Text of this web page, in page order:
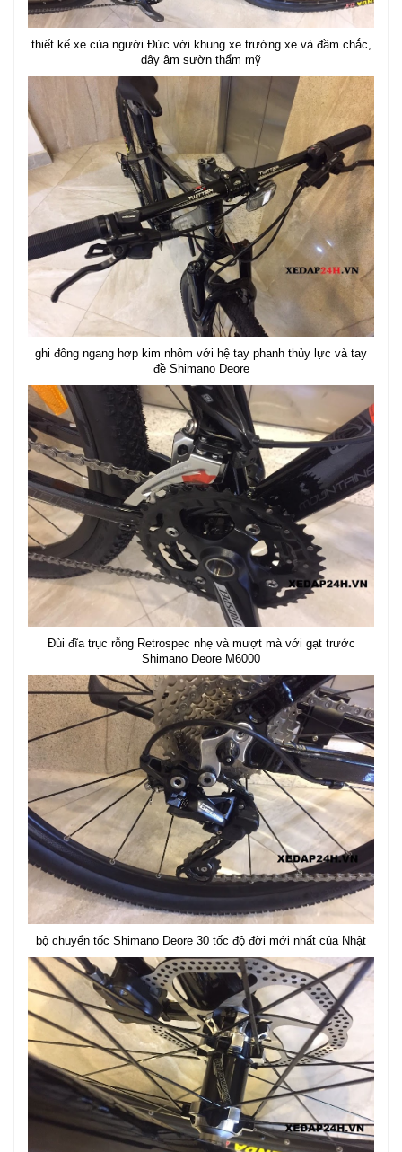
thiết kế xe của người Đức với khung xe trường xe và đầm chắc,
dây âm sườn thẩm mỹ
ghi đông ngang hợp kim nhôm với hệ tay phanh thủy lực và tay
đề Shimano Deore
Đùi đĩa trục rỗng Retrospec nhẹ và mượt mà với gạt trước
Shimano Deore M6000
bộ chuyển tốc Shimano Deore 30 tốc độ đời mới nhất của Nhật